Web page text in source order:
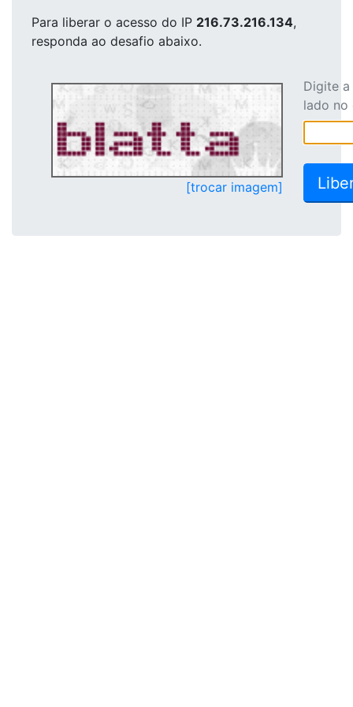
Para liberar o acesso do IP 216.73.216.134,
responda ao desafio abaixo.
[trocar imagem]
Digite
lado no